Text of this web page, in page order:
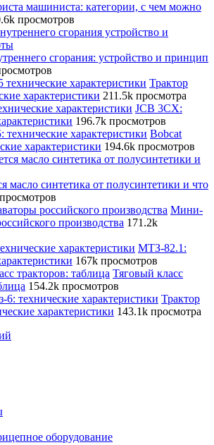
машиниста: категории, с чем можно
просмотров
сгорания: устройство и принцип
Трактор
характеристики 211.5k просмотра
JCB 3CX:
196.7k просмотров
Bobcat
характеристики 194.6k просмотров
масло синтетика от полусинтетики и что
Мини-
производства 171.2k
МТЗ-82.1:
167k просмотров
Тяговый класс
154.2k просмотров
Трактор
характеристики 143.1k просмотра
оборудование